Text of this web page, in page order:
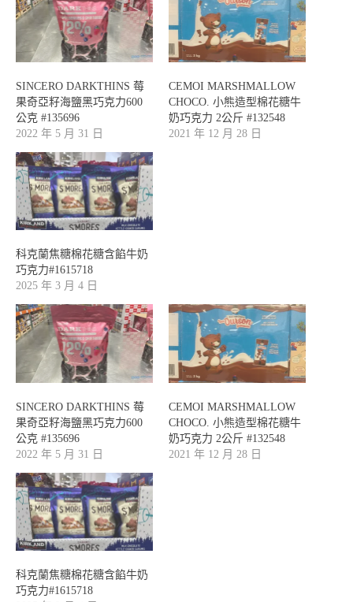
SINCERO DARKTHINS 莓
果奇亞籽海鹽黑巧克力600
公克 #135696
2022 年 5 月 31 日
CEMOI MARSHMALLOW
CHOCO. 小熊造型棉花糖牛
奶巧克力 2公斤 #132548
2021 年 12 月 28 日
科克蘭焦糖棉花糖含餡牛奶
巧克力#1615718
2025 年 3 月 4 日
SINCERO DARKTHINS 莓
果奇亞籽海鹽黑巧克力600
公克 #135696
2022 年 5 月 31 日
CEMOI MARSHMALLOW
CHOCO. 小熊造型棉花糖牛
奶巧克力 2公斤 #132548
2021 年 12 月 28 日
科克蘭焦糖棉花糖含餡牛奶
巧克力#1615718